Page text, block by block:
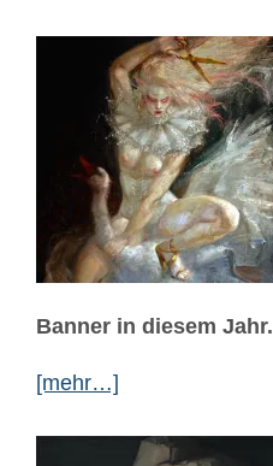
Banner in diesem Jahr.
[mehr…]